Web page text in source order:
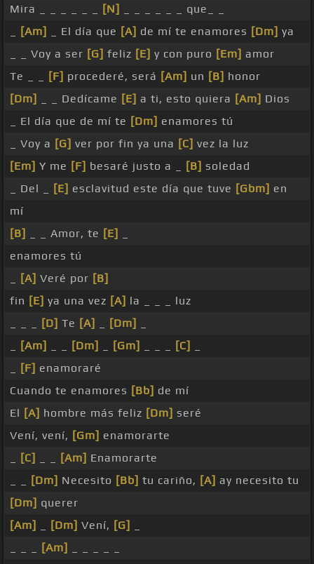
Mira _ _ _ _ _ _
[N]
_ _ _ _ _ _ que_ _
[Am] _ El día que [A] de mí te enamores [Dm] ya
_ _ Voy a ser [G] feliz [E] y con puro [Em] amor
Te _ _
[F] procederé, será [Am] un [B] honor
[Dm]
_ _ Dedícame [E] a ti, esto quiera [Am] Dios
_ El día que de mí te [Dm] enamores tú
_ Voy a [G] ver por fin ya una [C] vez la luz
[Em] Y me [F] besaré justo a _ [B] soledad
_ Del _
[E] esclavitud este día que tuve [Gbm] en
mí
[B]
_ _ Amor, te [E]
enamores tú
[A] Veré por [B]
fin [E] ya una vez [A] la _ _ _ luz
[D] Te [A] [Dm]
[Am] [Dm] [Gm] [C]
[F] enamoraré
Cuando te enamores [Bb] de mí
El [A] hombre más feliz [Dm] seré
Vení, vení, [Gm] enamorarte
[C] [Am] Enamorarte
[Dm] Necesito [Bb] tu cariño, [A] ay necesito tu
[Dm] querer
[Am]
[Dm] Vení, [G]
[Am]